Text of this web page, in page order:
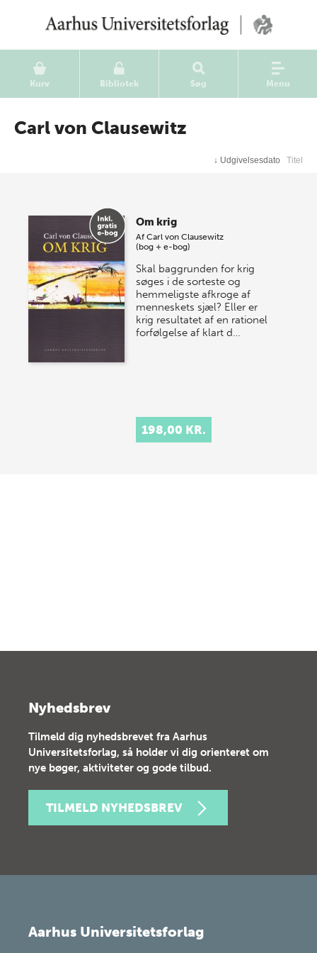
Kurv Bibliotek Søg Menu
Carl von Clausewitz
↓ Udgivelsesdato Titel
Om krig
AfCarl von Clausewitz
(bog + e-bog)
Skal baggrunden for krig
søges i de sorteste og
hemmeligste afkroge af
menneskets sjæl? Eller er
krig resultatet af en rationel
forfølgelse af klart d…
198,00 KR.
Nyhedsbrev
Tilmeld dig nyhedsbrevet fra Aarhus
Universitetsforlag, så holder vi dig orienteret om
nye bøger, aktiviteter og gode tilbud.
TILMELD NYHEDSBREV
Aarhus Universitetsforlag